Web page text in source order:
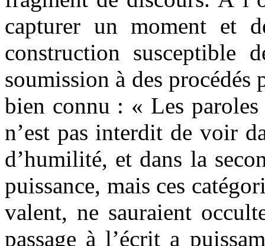
capturer un moment et
construction susceptible
soumission à des
bien connu : « Les
n’est pas interdit de voir
d’humilité, et dans la
puissance, mais ces
valent, ne sauraient
passage à l’écrit a